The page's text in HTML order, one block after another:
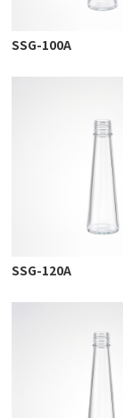
SSG-100A
SSG-120A